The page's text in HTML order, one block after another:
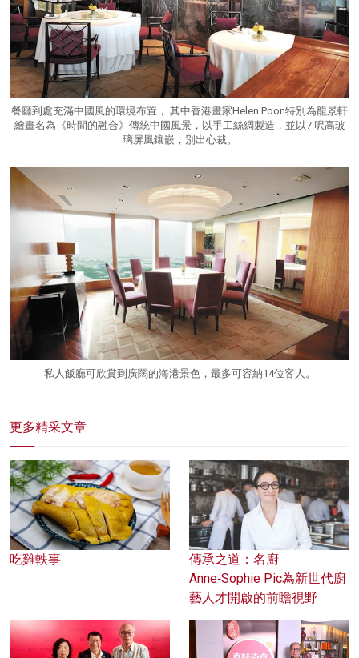
餐廳到處充滿中國風的環境布置， 其中香港畫家Helen Poon特別為龍景軒
繪畫名為《時間的融合》傳統中國風景，以手工絲綢製造，並以7 呎高玻
璃屏風鑲嵌，別出心裁。
私人飯廳可欣賞到廣闊的海港景色，最多可容納14位客人。
更多精采文章
吃雞軼事
傳承之道：名廚
Anne‑Sophie Pic為新世代廚
藝人才開啟的前瞻視野